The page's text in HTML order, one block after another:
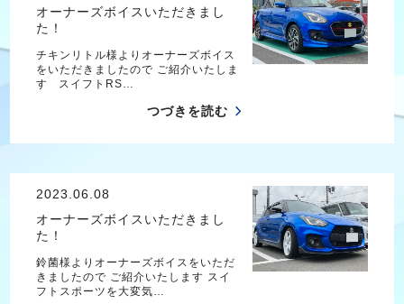
オーナーズボイスいただきまし
た！
チキンリトル様よりオーナーズボイス
をいただきましたので ご紹介いたしま
す スイフトRS…
つづきを読む
2023.06.08
オーナーズボイスいただきまし
た！
鈴菌様よりオーナーズボイスをいただ
きましたので ご紹介いたします スイ
フトスポーツを大変気…